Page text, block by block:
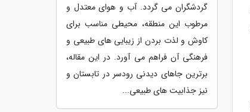
گردشگران می گردد. آب و هوای معتدل و
مرطوب این منطقه، محیطی مناسب برای
کاوش و لذت بردن از زیبایی های طبیعی و
فرهنگی آن فراهم می آورد. در این مقاله،
برترین جاهای دیدنی رودسر در تابستان و
نیز جذابیت های طبیعی...